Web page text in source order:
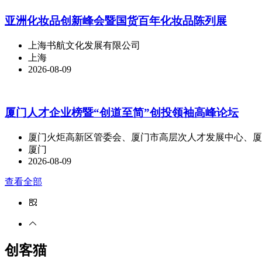
亚洲化妆品创新峰会暨国货百年化妆品陈列展
上海书航文化发展有限公司
上海
2026-08-09
厦门人才企业榜暨“创道至简”创投领袖高峰论坛
厦门火炬高新区管委会、厦门市高层次人才发展中心、
厦门
2026-08-09
查看全部
创客猫